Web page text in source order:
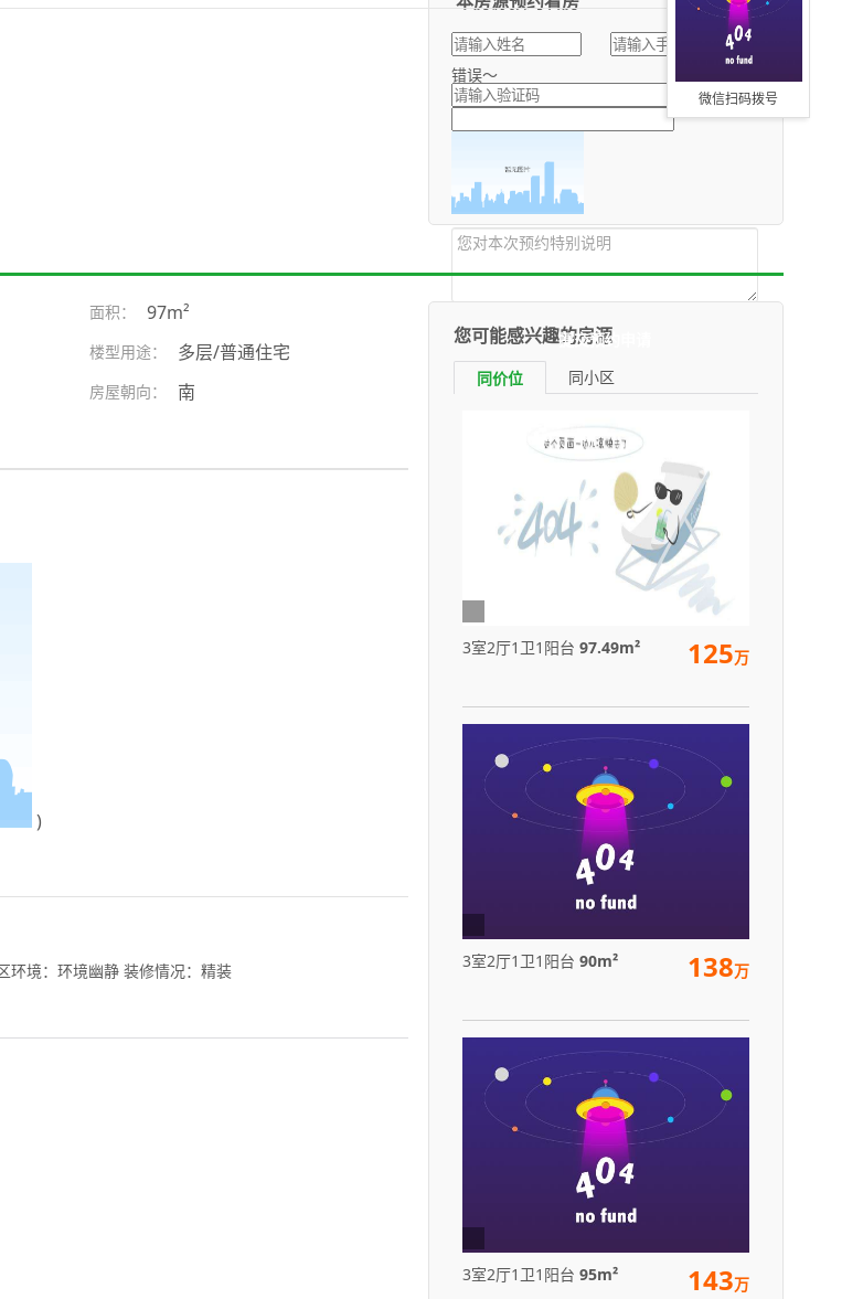
微信扫码拨号
错误～
面积： 97m²
楼型用途： 多层/普通住宅
房屋朝向： 南
)
环境：环境幽静 装修情况：精装
您可能感兴趣的房源
同价位 同小区
3室2厅1卫1阳台 97.49m² 125万
3室2厅1卫1阳台 90m² 138万
3室2厅1卫1阳台 95m² 143万